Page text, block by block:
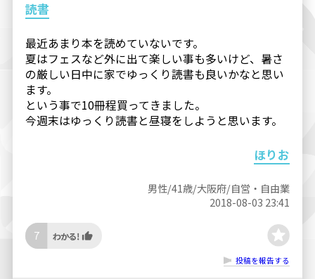
読書
最近あまり本を読めていないです。
夏はフェスなど外に出て楽しい事も多いけど、暑さ
の厳しい日中に家でゆっくり読書も良いかなと思い
ます。
という事で10冊程買ってきました。
今週末はゆっくり読書と昼寝をしようと思います。
ほりお
男性/41歳/大阪府/自営・自由業
2018-08-03 23:41
7
投稿を報告する